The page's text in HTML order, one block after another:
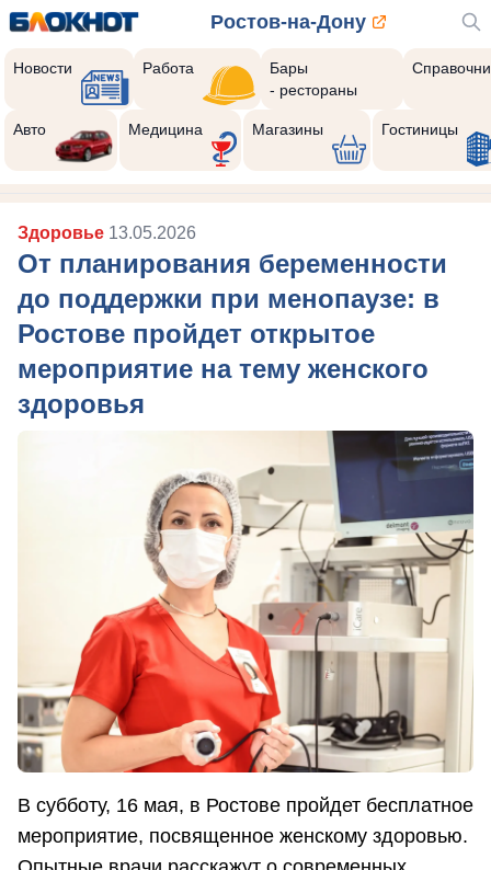
Ростов-на-Дону
Новости Работа
Бары
- рестораны
Авто Медицина Магазины Гостиницы
Здоровье 13.05.2026
От планирования беременности
до поддержки при менопаузе: в
Ростове пройдет открытое
мероприятие на тему женского
здоровья
В субботу, 16 мая, в Ростове пройдет бесплатное
мероприятие, посвященное женскому здоровью.